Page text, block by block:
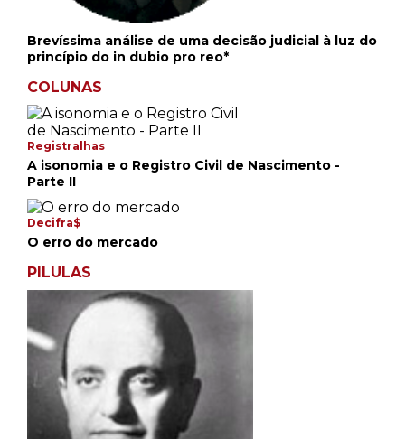
Brevíssima análise de uma decisão judicial à luz do
princípio do in dubio pro reo*
COLUNAS
Registralhas
A isonomia e o Registro Civil de Nascimento -
Parte II
Decifra$
O erro do mercado
PILULAS